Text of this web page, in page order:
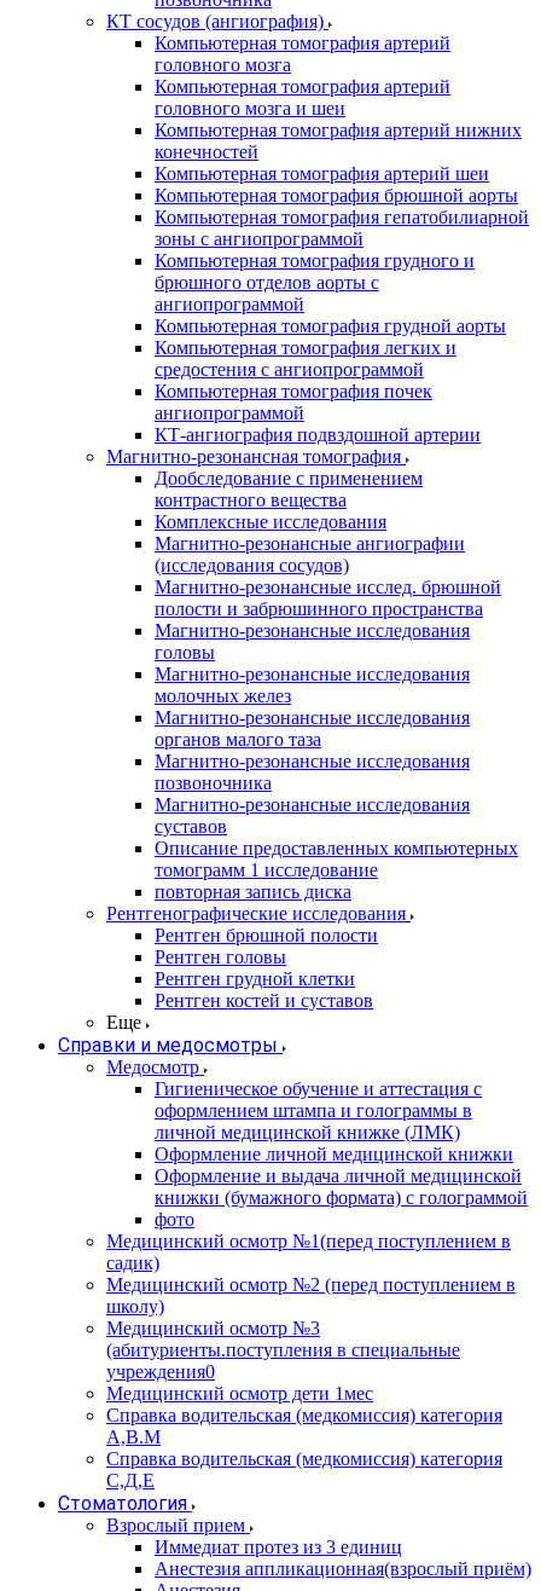
КТ сосудов (ангиография)
Компьютерная томография артерий
головного мозга
Компьютерная томография артерий
головного мозга и шеи
Компьютерная томография артерий нижних
конечностей
Компьютерная томография артерий шеи
Компьютерная томография брюшной аорты
Компьютерная томография гепатобилиарной
зоны с ангиопрограммой
Компьютерная томография грудного и
брюшного отделов аорты с
ангиопрограммой
Компьютерная томография грудной аорты
Компьютерная томография легких и
средостения с ангиопрограммой
Компьютерная томография почек
ангиопрограммой
КТ-ангиография подвздошной артерии
Магнитно-резонансная томография
Дообследование с применением
контрастного вещества
Комплексные исследования
Магнитно-резонансные ангиографии
(исследования сосудов)
Магнитно-резонансные исслед. брюшной
полости и забрюшинного пространства
Магнитно-резонансные исследования
головы
Магнитно-резонансные исследования
молочных желез
Магнитно-резонансные исследования
органов малого таза
Магнитно-резонансные исследования
позвоночника
Магнитно-резонансные исследования
суставов
Описание предоставленных компьютерных
томограмм 1 исследование
повторная запись диска
Рентгенографические исследования
Рентген брюшной полости
Рентген головы
Рентген грудной клетки
Рентген костей и суставов
Еще
Справки и медосмотры
Медосмотр
Гигиеническое обучение и аттестация с
оформлением штампа и голограммы в
личной медицинской книжке (ЛМК)
Оформление личной медицинской книжки
Оформление и выдача личной медицинской
книжки (бумажного формата) с голограммой
фото
Медицинский осмотр №1(перед поступлением в
садик)
Медицинский осмотр №2 (перед поступлением в
школу)
Медицинский осмотр №3
(абитуриенты.поступления в специальные
учреждения0
Медицинский осмотр дети 1мес
Справка водительская (медкомиссия) категория
А,В.М
Справка водительская (медкомиссия) категория
С,Д,Е
Стоматология
Взрослый прием
Иммедиат протез из 3 единиц
Анестезия аппликационная(взрослый приём)